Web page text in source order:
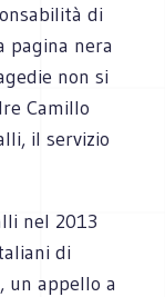
di
pagina nera
non si
Camillo
il servizio
nel 2013
di
un appello a